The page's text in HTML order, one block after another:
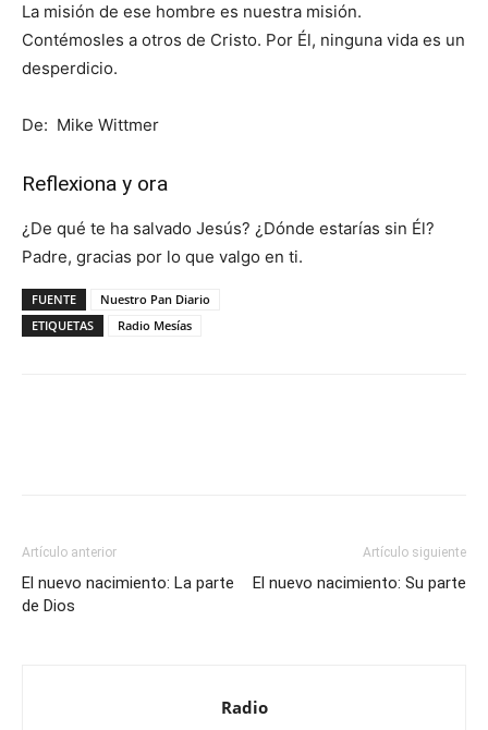
La misión de ese hombre es nuestra misión.
Contémosles a otros de Cristo. Por Él, ninguna vida es un
desperdicio.
De: Mike Wittmer
Reflexiona y ora
¿De qué te ha salvado Jesús? ¿Dónde estarías sin Él?
Padre, gracias por lo que valgo en ti.
FUENTE
Nuestro Pan Diario
ETIQUETAS
Radio Mesías
Artículo anterior
El nuevo nacimiento: La parte
de Dios
Artículo siguiente
El nuevo nacimiento: Su parte
Radio